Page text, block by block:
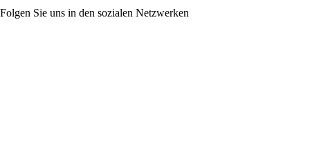
Folgen Sie uns in den sozialen Netzwerken